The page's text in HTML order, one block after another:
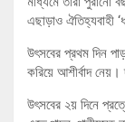
এছাড়াও ঐতিহ্যবাহী
উৎসবের প্রথম দিন
করিয়ে আশীর্বাদ
উৎসবের ২য় দিনে